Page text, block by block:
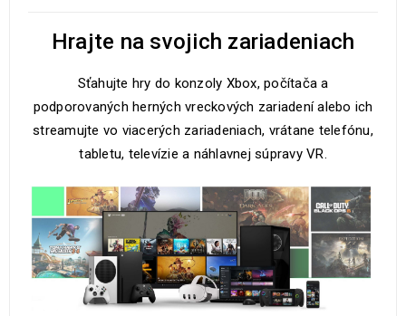
Hrajte na svojich zariadeniach
Sťahujte hry do konzoly Xbox, počítača a
podporovaných herných vreckových zariadení alebo ich
streamujte vo viacerých zariadeniach, vrátane telefónu,
tabletu, televízie a náhlavnej súpravy VR.